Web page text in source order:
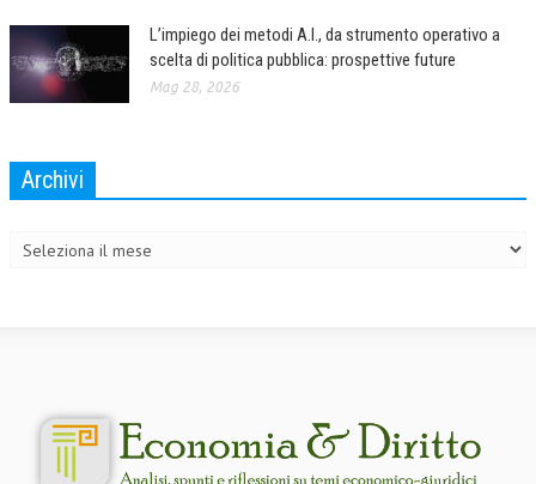
CORPORATE SOCIAL RESPONSIBILITY
INTERNAZIONALIZZAZIONE
RISORSE UMANE
SVILUPPO SOSTENIBILE
PERSONA E CITTÀ
L’impiego dei metodi A.I., da strumento operativo a
scelta di politica pubblica: prospettive future
Mag 28, 2026
Archivi